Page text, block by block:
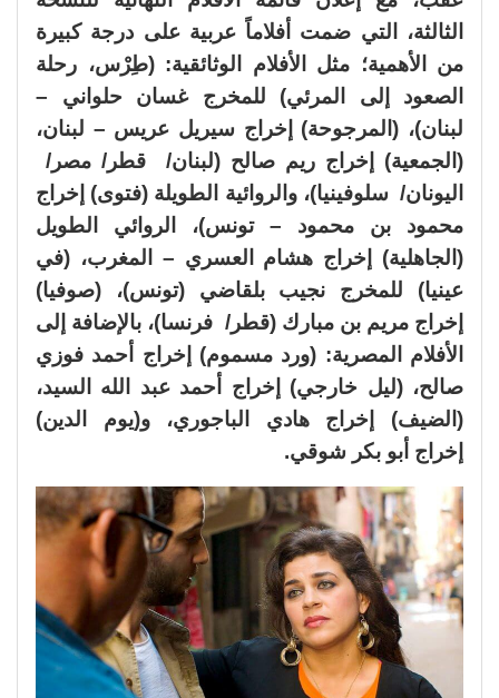
الثالثة، التي ضمت أفلاماً عربية على درجة كبيرة
من الأهمية؛ مثل الأفلام الوثائقية: (طِرْس، رحلة
الصعود إلى المرئي) للمخرج غسان حلواني –
لبنان)، (المرجوحة) إخراج سيريل عريس – لبنان،
(الجمعية) إخراج ريم صالح (لبنان/ قطر/ مصر/
اليونان/ سلوفينيا)، والروائية الطويلة (فتوى) إخراج
محمود بن محمود – تونس)، الروائي الطويل
(الجاهلية) إخراج هشام العسري – المغرب، (في
عينيا) للمخرج نجيب بلقاضي (تونس)، (صوفيا)
إخراج مريم بن مبارك (قطر/ فرنسا)، بالإضافة إلى
الأفلام المصرية: (ورد مسموم) إخراج أحمد فوزي
صالح، (ليل خارجي) إخراج أحمد عبد الله السيد،
(الضيف) إخراج هادي الباجوري، و(يوم الدين)
إخراج أبو بكر شوقي.